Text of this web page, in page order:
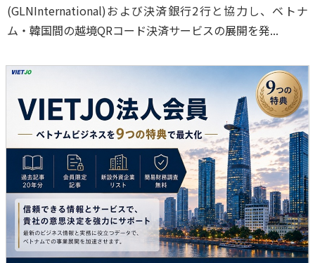
(GLNInternational)および決済銀行2行と協力し、ベトナ
ム・韓国間の越境QRコード決済サービスの展開を発...